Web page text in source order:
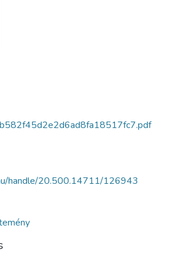
handle/20.500.14711/126943